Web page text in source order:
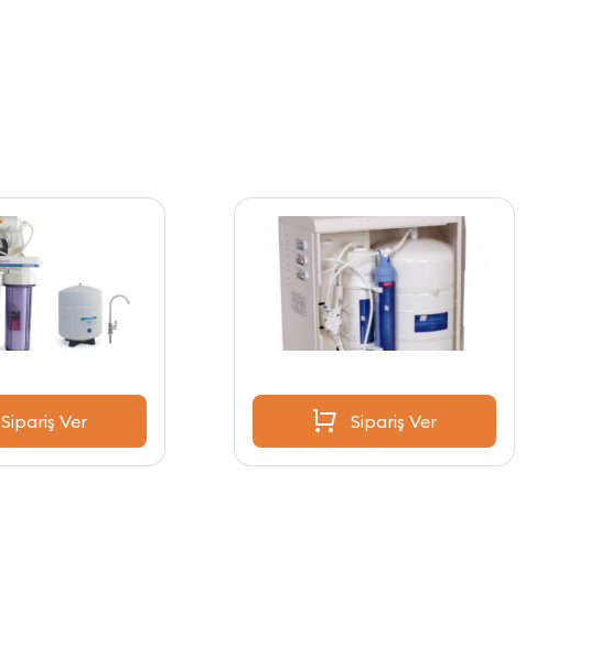
Sipariş Ver Sipariş Ver